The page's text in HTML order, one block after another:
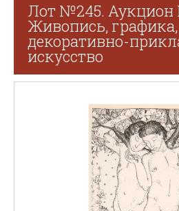
Лот №245. Аукцион
Живопись, графика,
декоративно-
искусство